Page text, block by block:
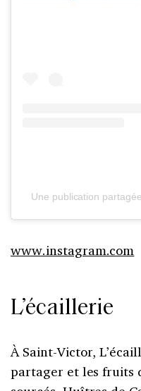
Une publication
www.instagram.com
L’écaillerie
À Saint-Victor,
partager et les fruits